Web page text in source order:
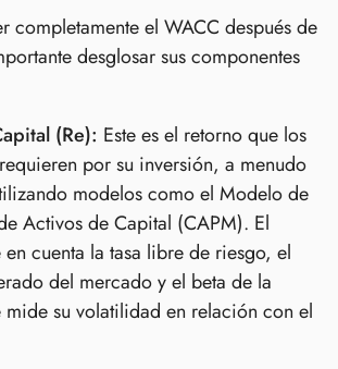
completamente el WACC después de
desglosar sus componentes
(Re): Este es el retorno que los
por su inversión, a menudo
modelos como el Modelo de
Activos de Capital (CAPM). El
cuenta la tasa libre de riesgo, el
del mercado y el beta de la
su volatilidad en relación con el